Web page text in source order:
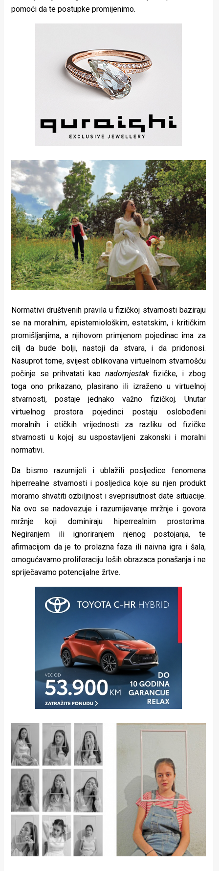
pomoći da te postupke promijenimo.
Normativi društvenih pravila u fizičkoj stvarnosti baziraju
se na moralnim, epistemiološkim, estetskim, i kritičkim
promišljanjima, a njihovom primjenom pojedinac ima za
cilj da bude bolji, nastoji da stvara, i da pridonosi.
Nasuprot tome, svijest oblikovana virtuelnom stvarnošću
počinje se prihvatati kao nadomjestakfizičke, i zbog
toga ono prikazano, plasirano ili izraženo u virtuelnoj
stvarnosti, postaje jednako važno fizičkoj. Unutar
virtuelnog prostora pojedinci postaju oslobođeni
moralnih i etičkih vrijednosti za razliku od fizičke
stvarnosti u kojoj su uspostavljeni zakonski i moralni
normativi.
Da bismo razumijeli i ublažili posljedice fenomena
hiperrealne stvarnosti i posljedica koje su njen produkt
moramo shvatiti ozbiljnost i sveprisutnost date situacije.
Na ovo se nadovezuje i razumijevanje mržnje i govora
mržnje koji dominiraju hiperrealnim prostorima.
Negiranjem ili ignoriranjem njenog postojanja, te
afirmacijom da je to prolazna faza ili naivna igra i šala,
omogućavamo proliferaciju loših obrazaca ponašanja i ne
spriječavamo potencijalne žrtve.